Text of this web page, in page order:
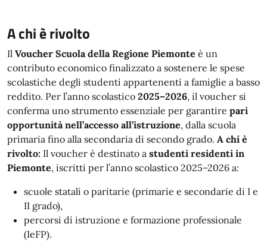
A chi è rivolto
Il Voucher Scuola della Regione Piemonte è un
contributo economico finalizzato a sostenere le spese
scolastiche degli studenti appartenenti a famiglie a basso
reddito. Per l’anno scolastico 2025–2026, il voucher si
conferma uno strumento essenziale per garantire pari
opportunità nell’accesso all’istruzione, dalla scuola
primaria fino alla secondaria di secondo grado. A chi è
rivolto: Il voucher è destinato a studenti residenti in
Piemonte, iscritti per l’anno scolastico 2025–2026 a:
scuole statali o paritarie (primarie e secondarie di I e
II grado),
percorsi di istruzione e formazione professionale
(IeFP).